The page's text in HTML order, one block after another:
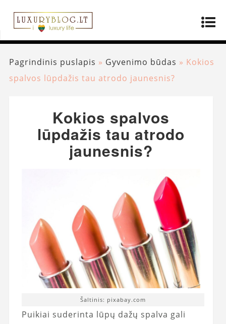
Pagrindinis puslapis » Gyvenimo būdas » Kokios
spalvos lūpdažis tau atrodo jaunesnis?
Kokios spalvos
lūpdažis tau atrodo
jaunesnis?
Šaltinis: pixabay.com
Puikiai suderinta lūpų dažų spalva gali